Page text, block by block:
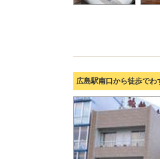
広島駅南口から徒歩で